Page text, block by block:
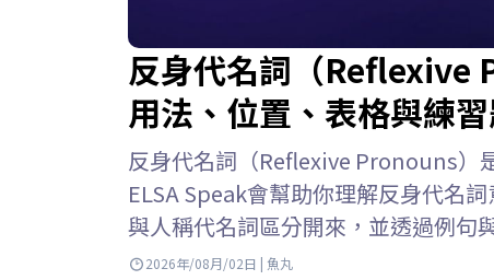
反身代名詞（Reflexive
用法、位置、表格與練
反身代名詞（Reflexive Pronouns）
ELSA Speak會幫助你理解反身代名
與人稱代名詞區分開來，並透過例句
名詞的意思 反身代名詞 英文
2026年/08月/02日 | 魚丸